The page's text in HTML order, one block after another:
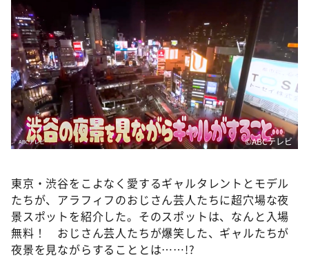
news おかえり
河合＆A.B.C-Z塚田×福井アナ「なんでやねん！？」
（news おかえり）
DAIGOも台所 ～きょうの献立 何にする？～
本日はダイアンなり！シーズン２
朝だ！生です旅サラダ
教えて！ニュースライブ 正義のミカタ
新婚さんいらっしゃい！
ポツンと一軒家
ザキ山小屋本館
©️ABCテレビ
東京・渋谷をこよなく愛するギャルタレントとモデル
たちが、アラフィフのおじさん芸人たちに超穴場な夜
景スポットを紹介した。そのスポットは、なんと入場
無料！ おじさん芸人たちが爆笑した、ギャルたちが
夜景を見ながらすることとは……!?